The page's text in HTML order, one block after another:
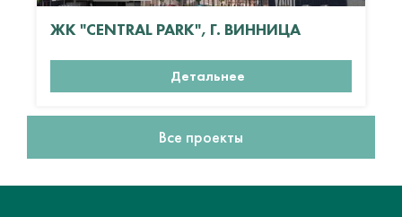
ЖК "CENTRAL PARK", Г. ВИННИЦА
Детальнее
Все проекты